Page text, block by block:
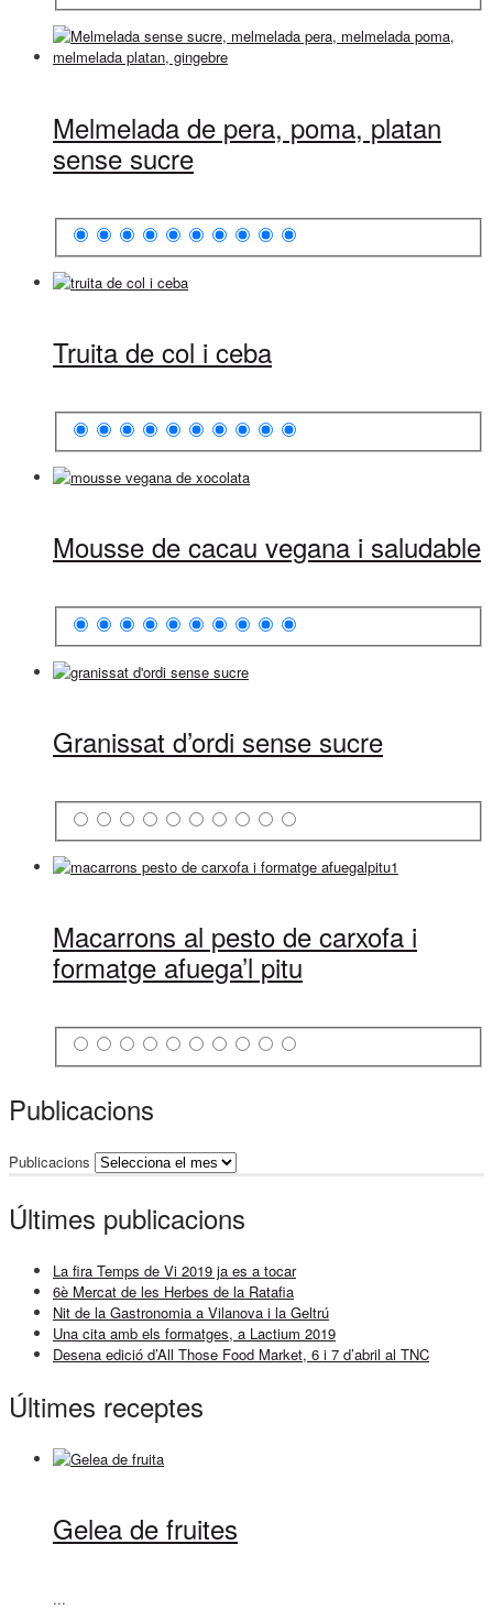
Melmelada de pera, poma, platan
sense sucre
Truita de col i ceba
Mousse de cacau vegana i saludable
Granissat d’ordi sense sucre
Macarrons al pesto de carxofa i
formatge afuega’l pitu
Publicacions
Publicacions
Últimes publicacions
La fira Temps de Vi 2019 ja es a tocar
6è Mercat de les Herbes de la Ratafia
Nit de la Gastronomia a Vilanova i la Geltrú
Una cita amb els formatges, a Lactium 2019
Desena edició d’All Those Food Market, 6 i 7 d’abril al TNC
Últimes receptes
Gelea de fruites
...